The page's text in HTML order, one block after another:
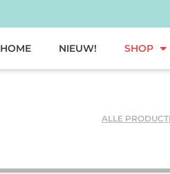
HOME NIEUW! SHOP
ALLE